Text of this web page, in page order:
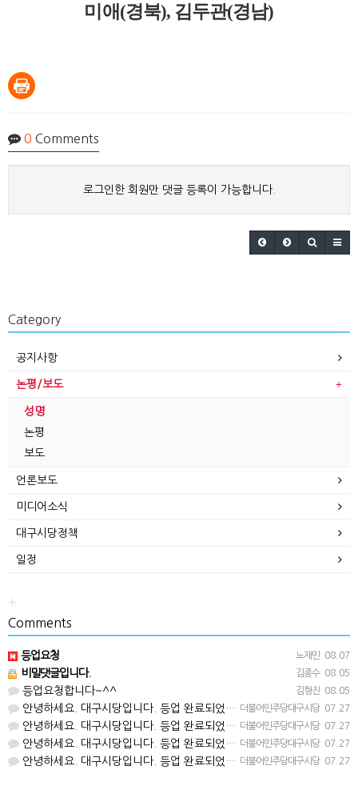
미애 (경북), 김두관(경남)
0 Comments
로그인한 회원만 댓글 등록이 가능합니다.
Category
공지사항
논평/보도
성명
논평
보도
언론보도
미디어소식
대구시당정책
일정
+
Comments
노재민 08.07
등업요청
김종수 08.05
비밀댓글입니다.
김형진 08.05
등업요청합니다~^^
더불어민주당대구시당 07.27
안녕하세요. 대구시당입니다. 등업 완료되었습니다^^
더불어민주당대구시당 07.27
안녕하세요. 대구시당입니다. 등업 완료되었습니다^^
더불어민주당대구시당 07.27
안녕하세요. 대구시당입니다. 등업 완료되었습니다^^
더불어민주당대구시당 07.27
안녕하세요. 대구시당입니다. 등업 완료되었습니다^^